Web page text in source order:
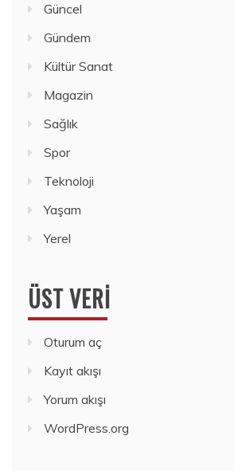
Güncel
Gündem
Kültür Sanat
Magazin
Sağlık
Spor
Teknoloji
Yaşam
Yerel
ÜST VERI
Oturum aç
Kayıt akışı
Yorum akışı
WordPress.org